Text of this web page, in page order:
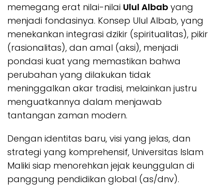
memegang erat nilai-nilai Ulul Albab yang
menjadi fondasinya. Konsep Ulul Albab, yang
menekankan integrasi dzikir (spiritualitas), pikir
(rasionalitas), dan amal (aksi), menjadi
pondasi kuat yang memastikan bahwa
perubahan yang dilakukan tidak
meninggalkan akar tradisi, melainkan justru
menguatkannya dalam menjawab
tantangan zaman modern.
Dengan identitas baru, visi yang jelas, dan
strategi yang komprehensif, Universitas Islam
Maliki siap menorehkan jejak keunggulan di
panggung pendidikan global (as/dnv).